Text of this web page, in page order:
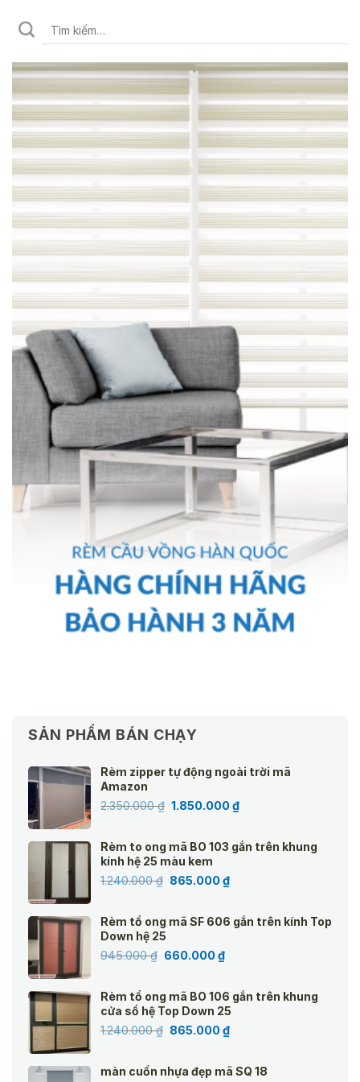
SẢN PHẨM BÁN CHẠY
Rèm zipper tự động ngoài trời mã
Amazon
2.350.000₫ Giá
2.350.000 ₫.
1.850.000₫Giá
là:
Rèm to ong mã BO 103 gắn trên khung
kính hệ 25 màu kem
1.240.000₫ Giá
1.240.000 ₫.
865.000₫Giá
là:
Rèm tổ ong mã SF 606 gắn trên kính Top
Down hệ 25
945.000₫ Giá
945.000 ₫.
660.000₫Giá
là:
660.000 ₫.
Rèm tổ ong mã BO 106 gắn trên khung
cửa sổ hệ Top Down 25
1.240.000₫ Giá
1.240.000 ₫.
865.000₫Giá
là:
màn cuốn nhựa đẹp mã SQ 18